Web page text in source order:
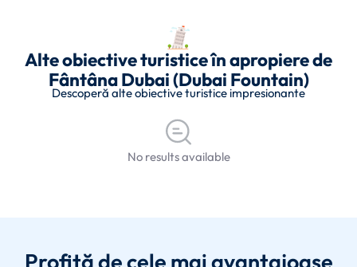
Alte obiective turistice în apropiere de
Fântâna Dubai (Dubai Fountain)
Descoperă alte obiective turistice impresionante
No results available
Profită de cele mai avantajoase